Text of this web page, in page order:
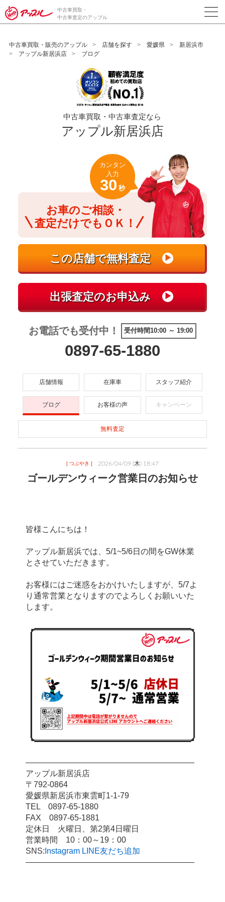
/*ABテスト_新規査定フォームの為のCVボタン*/
中古車買取・
中古車査定のアップル
中古車買取・販売のアップル 店舗を探す 愛媛県
新居浜市
アップル新居浜店
ブログ
中古車買取・中古車査定なら
アップル新居浜店
お車のご相談・
査定だけでもＯＫ！
カンタン
入力
30 秒
お電話でも受付中！ 受付時間10:00 ～ 19:00
0897-65-1880
店舗情報 在庫車 スタッフ紹介
ブログ お客様の声 キャンペーン
無料査定
[ つぶやき ] 2026/04/09 (木) 18:47
ゴールデンウィーク営業日のお知らせ
皆様こんにちは！
アップル新居浜では、5/1~5/6日の間をGW休業
とさせていただきます。
お客様にはご迷惑をおかけいたしますが、5/7よ
り通常営業となりますのでよろしくお願いいた
します。
―――――――――――――――――――――
アップル新居浜店
〒792-0864
愛媛県新居浜市東雲町1-1-79
TEL　0897-65-1880
FAX　0897-65-1881
定休日　火曜日、第2第4日曜日
営業時間　10：00～19：00
SNS: Instagram LINE友だち追加
―――――――――――――――――――――